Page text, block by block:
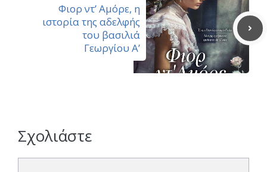
Φιορ ντ’ Αμόρε, η
ιστορία της αδελφής
του βασιλιά
Γεωργίου Α’
Σχολιάστε